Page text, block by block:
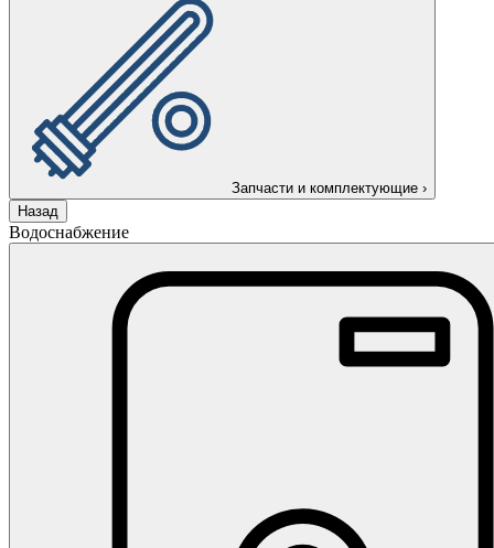
Запчасти и комплектующие ›
Назад
Водоснабжение